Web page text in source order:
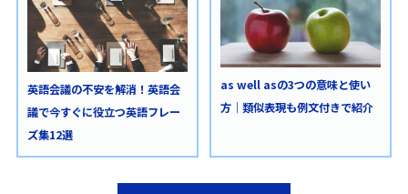
英語会議の不安を解消！英語会
議で今すぐに役立つ英語フレー
ズ集12選
as well asの3つの意味と使い
方｜類似表現も例文付きで紹介